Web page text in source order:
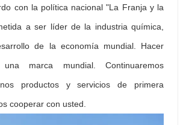
con la política nacional "La Franja y la
a ser líder de la industria química,
de la economía mundial. Hacer
una marca mundial. Continuaremos
productos y servicios de primera
cooperar con usted.